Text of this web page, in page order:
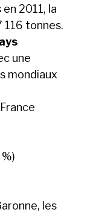
2011, la
tonnes.
une
mondiaux
%)
les